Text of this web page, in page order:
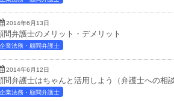
2014年6月13日
問弁護士のメリット・デメリット
企業法務・顧問弁護士
2014年6月12日
問弁護士はちゃんと活用しよう（弁護士への相
企業法務・顧問弁護士